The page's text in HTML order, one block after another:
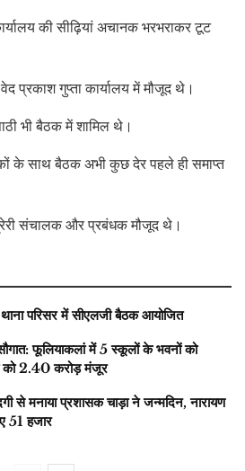
की सीढ़ियां अचानक भरभराकर टूट
प्रकाश गुप्ता कार्यालय में मौजूद थे।
भी बैठक में शामिल थे।
के साथ बैठक अभी कुछ देर पहले ही समाप्त
संचालक और प्रबंधक मौजूद थे।
थाना परिसर में सीएलजी बैठक आयोजित
फूलियाकलां में 5 स्कूलों के भवनों को
को 2.40 करोड़ मंजूर
से मनाया प्रशासक चाड़ा ने जन्मदिन, नारायण
51 हजार